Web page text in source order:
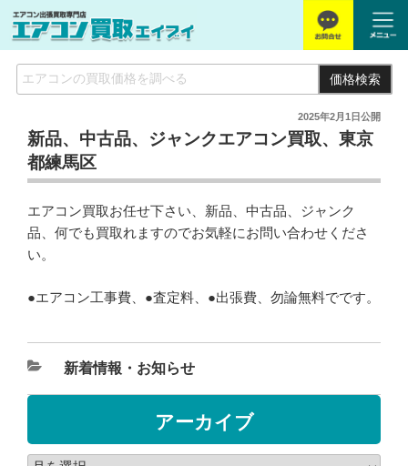
価格検索
2025年2月1日公開
新品、中古品、ジャンクエアコン買取、東京
都練馬区
エアコン買取お任せ下さい、新品、中古品、ジャンク
品、何でも買取れますのでお気軽にお問い合わせくださ
い。
●エアコン工事費、●査定料、●出張費、勿論無料でです。
新着情報・お知らせ
アーカイブ